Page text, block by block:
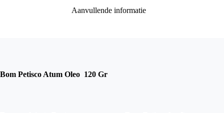
Aanvullende informatie
Bom Petisco Atum Oleo 120 Gr